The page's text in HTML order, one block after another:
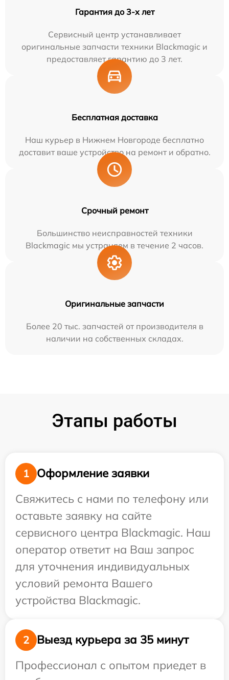
Гарантия до 3-х лет
Сервисный центр устанавливает
оригинальные запчасти техники Blackmagic и
предоставляет гарантию до 3 лет.
Бесплатная доставка
Наш курьер в Нижнем Новгороде бесплатно
доставит ваше устройство на ремонт и обратно.
Срочный ремонт
Большинство неисправностей техники
Blackmagic мы устраняем в течение 2 часов.
Оригинальные запчасти
Более 20 тыс. запчастей от производителя в
наличии на собственных складах.
Этапы работы
1
Оформление заявки
Свяжитесь с нами по телефону или
оставьте заявку на сайте
сервисного центра Blackmagic. Наш
оператор ответит на Ваш запрос
для уточнения индивидуальных
условий ремонта Вашего
устройства Blackmagic.
2
Выезд курьера за 35 минут
Профессионал с опытом приедет в